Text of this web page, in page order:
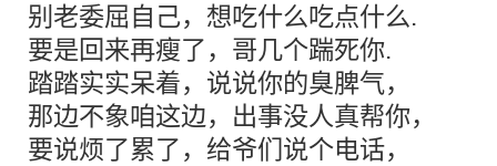
别老委屈自己，想吃什么吃点什么.
要是回来再瘦了，哥几个踹死你.
踏踏实实呆着，说说你的臭脾气，
那边不象咱这边，出事没人真帮你，
要说烦了累了，给爷们说个电话，